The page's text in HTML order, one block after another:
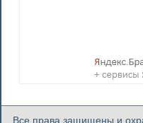
Все права защищены и